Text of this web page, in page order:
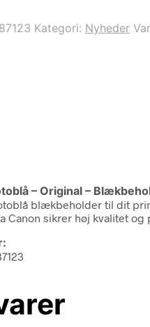
Kategori: Nyheder
– Original –
blækbeholder til dit
sikrer høj kvalitet og